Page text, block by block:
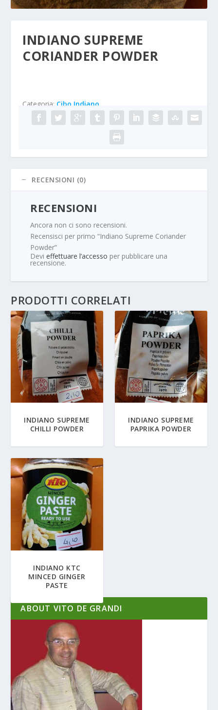
INDIANO SUPREME
CORIANDER POWDER
Categoria: Cibo Indiano
RECENSIONI (0)
RECENSIONI
Ancora non ci sono recensioni.
Recensisci per primo “Indiano Supreme Coriander
Powder”
Devieffettuare l’accesso per pubblicare una
recensione.
PRODOTTI CORRELATI
INDIANO SUPREME
CHILLI POWDER
INDIANO SUPREME
PAPRIKA POWDER
INDIANO KTC
MINCED GINGER
PASTE
ABOUT VITO DE GRANDI